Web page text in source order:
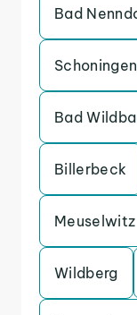
Bad
Schoningen
Bad
Billerbeck
Meuselwitz
Wildberg